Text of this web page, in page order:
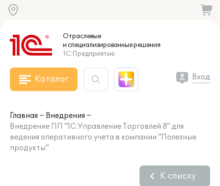
Отраслевые
и специализированныерешения
1С:Предприятие
Каталог Вход
Главная
Внедрения
Внедрение ПП "1С:Управление Торговлей 8" для
ведения оперативного учета в компании "Полезные
продукты"
К списку